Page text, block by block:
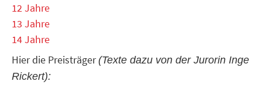
12 Jahre
13 Jahre
14 Jahre
Hier die Preisträger(Texte dazu von der Jurorin Inge
Rickert):